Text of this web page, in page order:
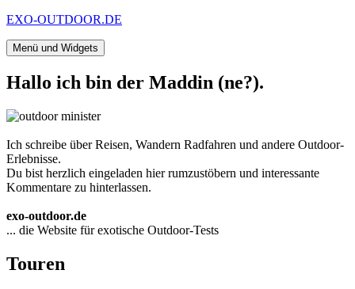
Zum
springen
EXO-OUTDOOR.DE
Menü und Widgets
Hallo ich bin der Maddin (ne?).
Ich schreibe über Reisen, Wandern Radfahren und andere Outdoor-
Erlebnisse.
Du bist herzlich eingeladen hier rumzustöbern und interessante
Kommentare zu hinterlassen.
exo-outdoor.de
... die Website für exotische Outdoor-Tests
Touren